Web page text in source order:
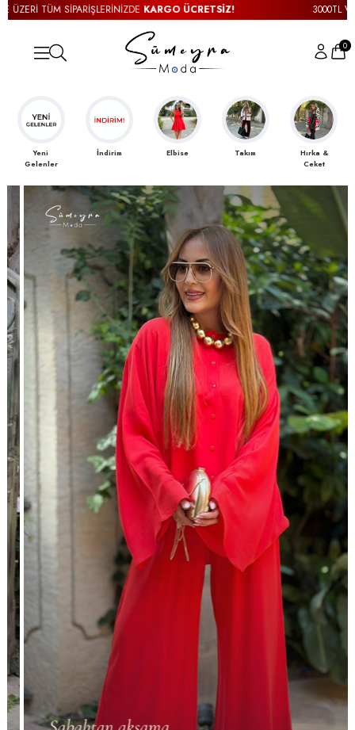
KARGO ÜCRETSİZ! 3000TL VE ÜZERİ TÜM
0
İndirim Elbise Takım
Hırka &
Triko &
Kazak